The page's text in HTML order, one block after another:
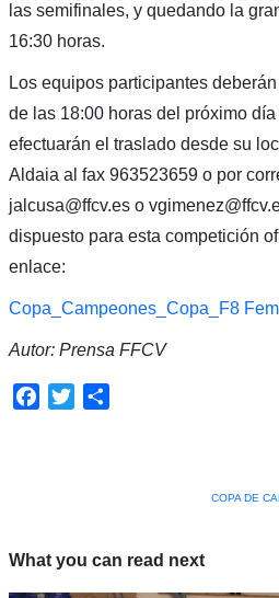
las semifinales, y quedando la
16:30 horas.
Los equipos participantes
de las 18:00 horas del próximo
efectuarán el traslado desde su
Aldaia al fax 963523659 o por
jalcusa@ffcv.es o
dispuesto para esta competición
enlace:
Copa_Campeones_Copa_F8
Autor: Prensa FFCV
Facebook
Twitter
COPA DE
What you can read next